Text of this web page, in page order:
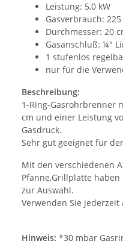
Leistung: 5,0 kW
Gasverbrauch:
Durchmesser: 20
Gasanschluß: ¼"
1 stufenlos
nur für die
Beschreibung:
1-Ring-Gasrohrbrenner
cm und einer Leistung
Gasdruck.
Sehr gut geeignet für
Mit den verschiedenen
Pfanne,Grillplatte
zur Auswahl.
Verwenden Sie
Hinweis: *30 mbar